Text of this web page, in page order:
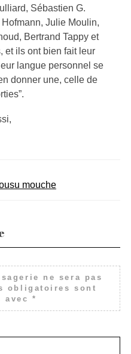
Sébastien G.
Julie Moulin,
Bertrand Tappy et
et ils ont bien fait leur
langue personnel se
donner une, celle de
mouche
ne sera pas
obligatoires sont
avec*